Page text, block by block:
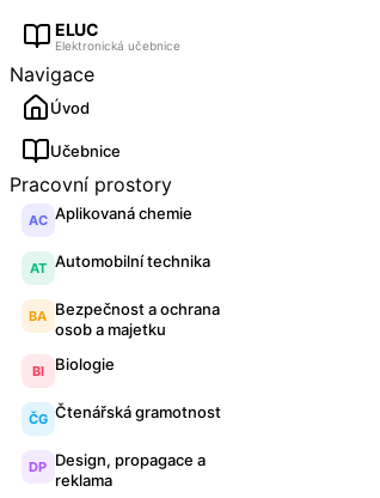
ELUC
Elektronická učebnice
Navigace
Úvod
Učebnice
Pracovní prostory
AC Aplikovaná chemie
AT Automobilní technika
BA Bezpečnost a ochrana
osob a majetku
BI Biologie
ČG Čtenářská gramotnost
DP Design, propagace a
reklama